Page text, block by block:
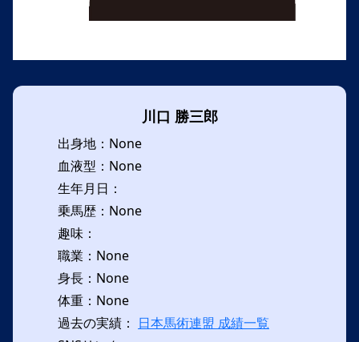
川口 勝三郎
出身地：None
血液型：None
生年月日：
乗馬歴：None
趣味：
職業：None
身長：None
体重：None
過去の実績： 日本馬術連盟 成績一覧